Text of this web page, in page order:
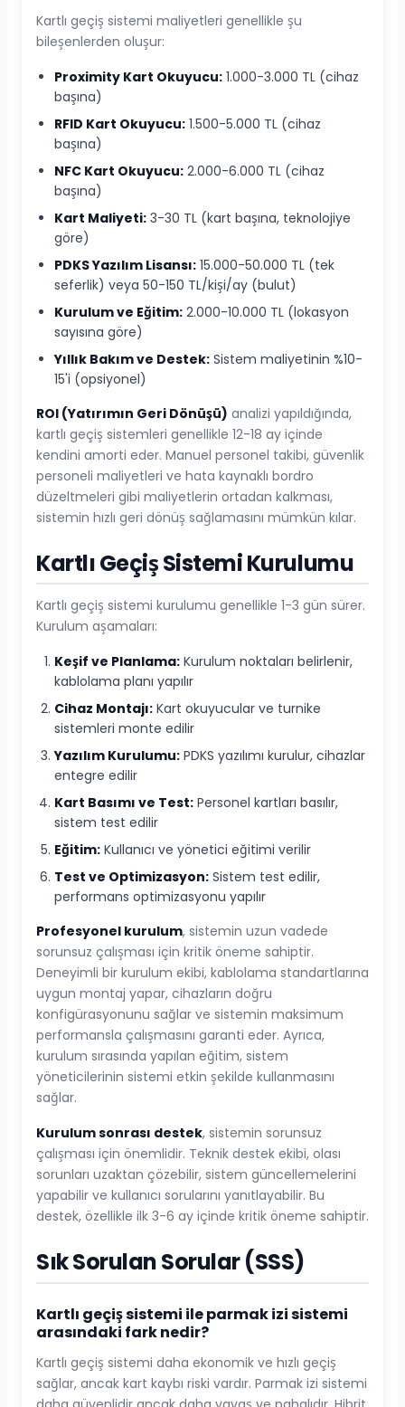
Kartlı geçiş sistemi maliyetleri genellikle şu
bileşenlerden oluşur:
Proximity Kart Okuyucu: 1.000-3.000 TL (cihaz
başına)
RFID Kart Okuyucu: 1.500-5.000 TL (cihaz
başına)
NFC Kart Okuyucu: 2.000-6.000 TL (cihaz
başına)
Kart Maliyeti: 3-30 TL (kart başına, teknolojiye
göre)
PDKS Yazılım Lisansı: 15.000-50.000 TL (tek
seferlik) veya 50-150 TL/kişi/ay (bulut)
Kurulum ve Eğitim: 2.000-10.000 TL (lokasyon
sayısına göre)
Yıllık Bakım ve Destek: Sistem maliyetinin %10-
15'i (opsiyonel)
ROI (Yatırımın Geri Dönüşü) analizi yapıldığında,
kartlı geçiş sistemleri genellikle 12-18 ay içinde
kendini amorti eder. Manuel personel takibi, güvenlik
personeli maliyetleri ve hata kaynaklı bordro
düzeltmeleri gibi maliyetlerin ortadan kalkması,
sistemin hızlı geri dönüş sağlamasını mümkün kılar.
Kartlı Geçiş Sistemi Kurulumu
Kartlı geçiş sistemi kurulumu genellikle 1-3 gün sürer.
Kurulum aşamaları:
Keşif ve Planlama: Kurulum noktaları belirlenir,
kablolama planı yapılır
Cihaz Montajı: Kart okuyucular ve turnike
sistemleri monte edilir
Yazılım Kurulumu: PDKS yazılımı kurulur, cihazlar
entegre edilir
Kart Basımı ve Test: Personel kartları basılır,
sistem test edilir
Eğitim: Kullanıcı ve yönetici eğitimi verilir
Test ve Optimizasyon: Sistem test edilir,
performans optimizasyonu yapılır
Profesyonel kurulum, sistemin uzun vadede
sorunsuz çalışması için kritik öneme sahiptir.
Deneyimli bir kurulum ekibi, kablolama standartlarına
uygun montaj yapar, cihazların doğru
konfigürasyonunu sağlar ve sistemin maksimum
performansla çalışmasını garanti eder. Ayrıca,
kurulum sırasında yapılan eğitim, sistem
yöneticilerinin sistemi etkin şekilde kullanmasını
sağlar.
Kurulum sonrası destek, sistemin sorunsuz
çalışması için önemlidir. Teknik destek ekibi, olası
sorunları uzaktan çözebilir, sistem güncellemelerini
yapabilir ve kullanıcı sorularını yanıtlayabilir. Bu
destek, özellikle ilk 3-6 ay içinde kritik öneme sahiptir.
Sık Sorulan Sorular (SSS)
Kartlı geçiş sistemi ile parmak izi sistemi
arasındaki fark nedir?
Kartlı geçiş sistemi daha ekonomik ve hızlı geçiş
sağlar, ancak kart kaybı riski vardır. Parmak izi sistemi